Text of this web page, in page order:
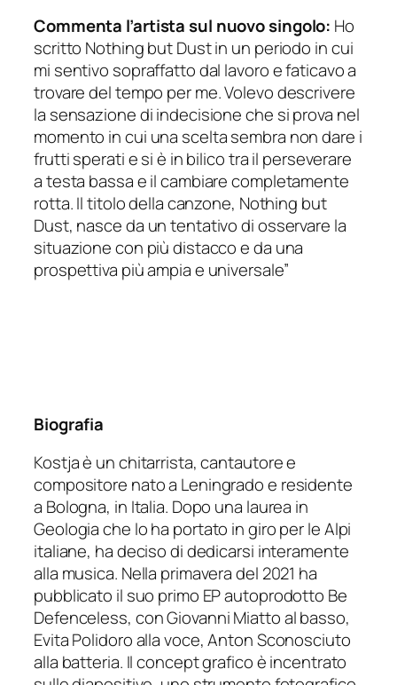
Commenta l’artista sul nuovo singolo: Ho
scritto Nothing but Dust in un periodo in cui
mi sentivo sopraffatto dal lavoro e faticavo a
trovare del tempo per me. Volevo descrivere
la sensazione di indecisione che si prova nel
momento in cui una scelta sembra non dare i
frutti sperati e si è in bilico tra il perseverare
a testa bassa e il cambiare completamente
rotta. Il titolo della canzone, Nothing but
Dust, nasce da un tentativo di osservare la
situazione con più distacco e da una
prospettiva più ampia e universale”
Biografia
Kostja è un chitarrista, cantautore e
compositore nato a Leningrado e residente
a Bologna, in Italia. Dopo una laurea in
Geologia che lo ha portato in giro per le Alpi
italiane, ha deciso di dedicarsi interamente
alla musica. Nella primavera del 2021 ha
pubblicato il suo primo EP autoprodotto Be
Defenceless, con Giovanni Miatto al basso,
Evita Polidoro alla voce, Anton Sconosciuto
alla batteria. Il concept grafico è incentrato